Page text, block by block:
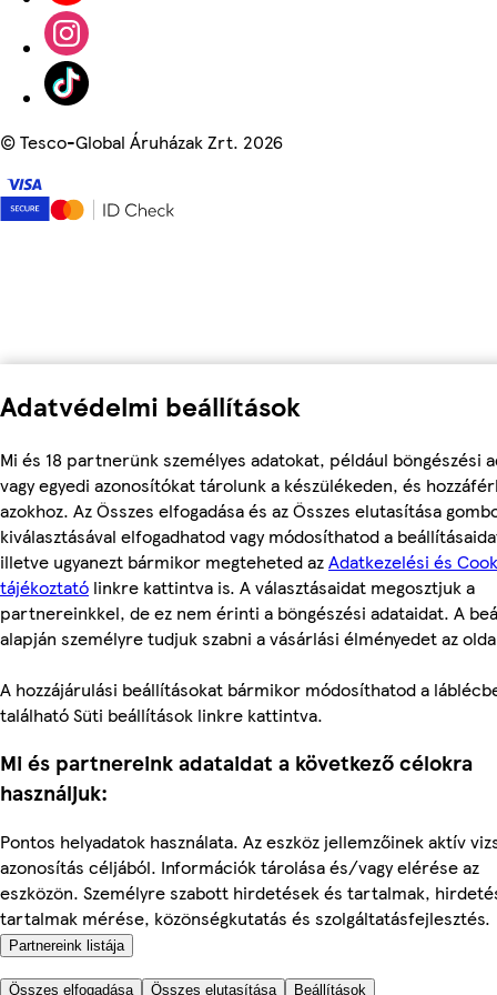
Adatvédelmi beállítások
Mi és 18 partnerünk személyes adatokat, például böngészési
vagy egyedi azonosítókat tárolunk a készülékeden, és
azokhoz. Az Összes elfogadása és az Összes elutasítása
kiválasztásával elfogadhatod vagy módosíthatod a
illetve ugyanezt bármikor megteheted azAdatkezelési és
tájékoztató linkre kattintva is. A választásaidat megosztjuk a
partnereinkkel, de ez nem érinti a böngészési adataidat. A
alapján személyre tudjuk szabni a vásárlási élményedet az
A hozzájárulási beállításokat bármikor módosíthatod a
található Süti beállítások linkre kattintva.
Mi és partnereink adataidat a következő célokra
használjuk:
Pontos helyadatok használata. Az eszköz jellemzőinek aktív
azonosítás céljából. Információk tárolása és/vagy elérése az
eszközön. Személyre szabott hirdetések és tartalmak,
tartalmak mérése, közönségkutatás és szolgáltatásfejlesztés.
Partnereink listája
Összes elfogadása Összes elutasítása Beállítások
©Tesco-Global Áruházak Zrt. 2026